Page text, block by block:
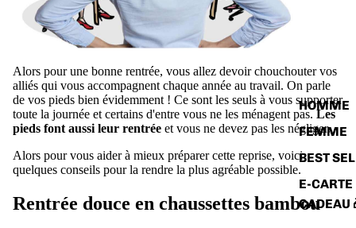
HOMME
FEMME
BEST
E-CARTE
CADEAU
Alors pour une bonne rentrée, vous allez devoir chouchouter vos
alliés qui vous accompagnent chaque année au travail. On parle
de vos pieds bien évidemment ! Ce sont les seuls à vous supporter
toute la journée et certains d'entre vous ne les ménagent pas.Les
pieds font aussi leur rentrée et vous ne devez pas les négliger.
Alors pour vous aider à mieux préparer cette reprise, voici
quelques conseils pour la rendre la plus agréable possible.
Rentrée douce en chaussettes bambou